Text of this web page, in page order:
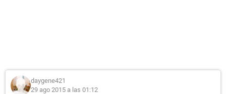
daygene421
29 ago 2015 a las 01:12